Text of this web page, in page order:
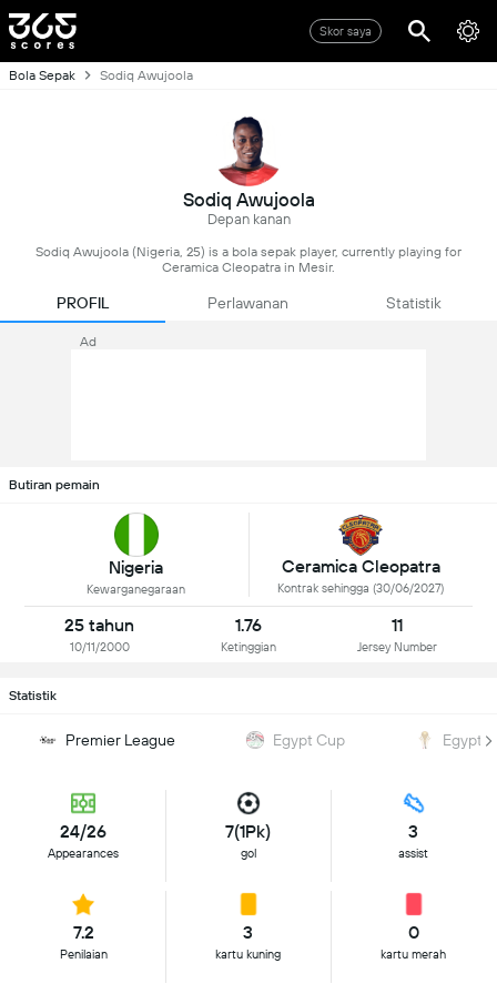
Skor saya
Bola Sepak Sodiq Awujoola
Sodiq Awujoola
Depan kanan
Sodiq Awujoola (Nigeria, 25) is a bola sepak player, currently playing for
Ceramica Cleopatra in Mesir.
PROFIL Perlawanan Statistik
Ad
Butiran pemain
Nigeria
Kewarganegaraan
Ceramica Cleopatra
Kontrak sehingga (30/06/2027)
25 tahun
10/11/2000
1.76
Ketinggian
11
Jersey Number
Statistik
Premier League Egypt Cup Egypt
24/26
Appearances
7(1Pk)
gol
3
assist
7.2
Penilaian
3
kartu kuning
0
kartu merah